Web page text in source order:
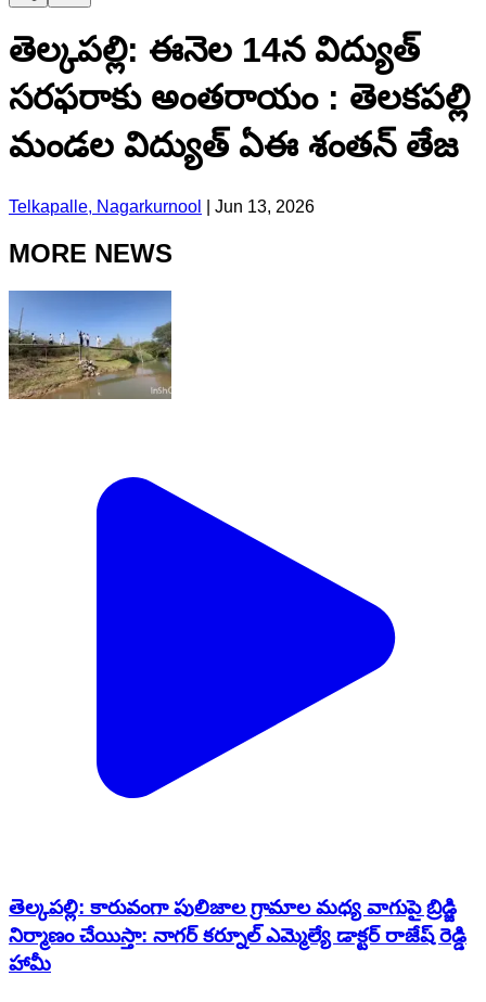
తెల్కపల్లి: ఈనెల 14న విద్యుత్
సరఫరాకు అంతరాయం : తెలకపల్లి
మండల విద్యుత్ ఏఈ శంతన్ తేజ
Telkapalle, Nagarkurnool Jun 13, 2026
MORE NEWS
తెల్కపల్లి: కారువంగా పులిజాల గ్రామాల మధ్య వాగుపై బ్రిడ్జి
నిర్మాణం చేయిస్తా: నాగర్ కర్నూల్ ఎమ్మెల్యే డాక్టర్ రాజేష్ రెడ్డి
హామీ